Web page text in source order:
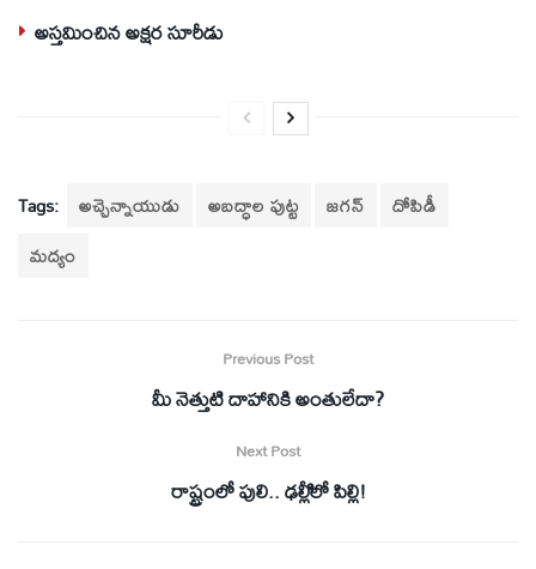
అస్తమించిన అక్షర సూరీడు
Tags: అచ్చెన్నాయుడు అబద్ధాల పుట్ట జగన్‌
దోపిడీ
మద్యం
Previous Post
మీ నెత్తుటి దాహానికి అంతులేదా?
Next Post
రాష్ట్రంలో పులి.. ఢల్లీిలో పిల్లి!